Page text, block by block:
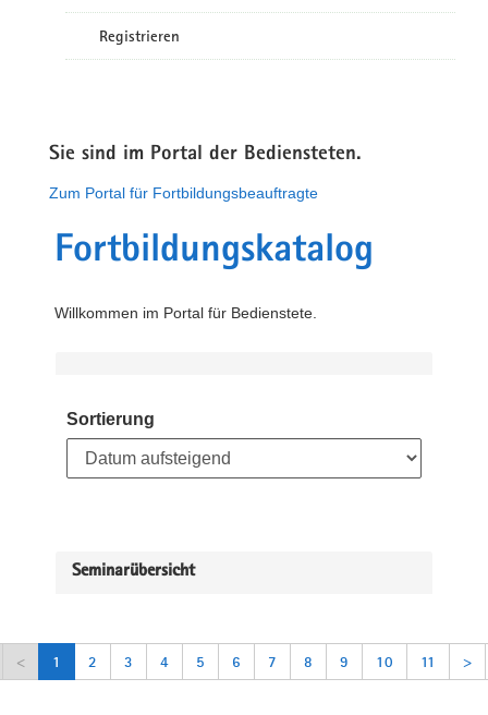
Registrieren
Sie sind im Portal der Bediensteten.
Zum Portal für Fortbildungsbeauftragte
Fortbildungskatalog
Willkommen im Portal für Bedienstete.
Sortierung
Seminarübersicht
< 1 2 3 4 5 6 7 8 9 10 11 >